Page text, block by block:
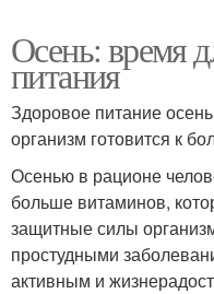
Осень: время
питания
Здоровое питание
организм готовится к
Осенью в рационе
больше витаминов,
защитные силы
простудными
активным и